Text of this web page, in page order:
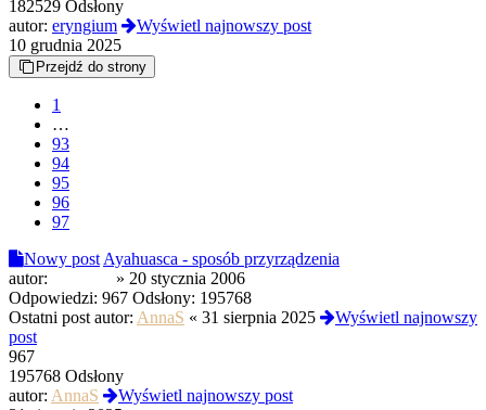
182529 Odsłony
autor: eryngium
Wyświetl najnowszy post
10 grudnia 2025
Przejdź do strony
1
…
93
94
95
96
97
Nowy post Ayahuasca - sposób przyrządzenia
autor:
» 20 stycznia 2006
Odpowiedzi: 967 Odsłony: 195768
Ostatni post autor: AnnaS « 31 sierpnia 2025
Wyświetl najnowszy
post
967
195768 Odsłony
autor: AnnaS
Wyświetl najnowszy post